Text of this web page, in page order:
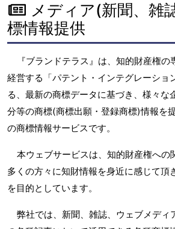
メディア(新聞、雑
標情報提供
『ブランドテラス』は、知的財産権
経営する「パテント・インテグレーショ
る、最新の商標データに基づき、様々な
分等の商標(商標出願・登録商標)情報を
の商標情報サービスです。
本ウェブサービスは、知的財産権への
多くの方々に知財情報を身近に感じて頂
を目的としています。
弊社では、新聞、雑誌、ウェブメディ